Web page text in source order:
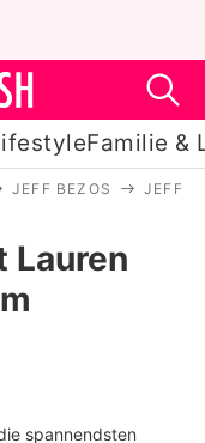
Familie &
JEFF BEZOS JEFF
Lauren
spannendsten